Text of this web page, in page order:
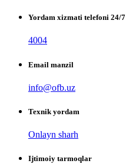
Yordam xizmati telefoni 24/7
4004
Email manzil
info@ofb.uz
Texnik yordam
Onlayn sharh
Ijtimoiy tarmoqlar